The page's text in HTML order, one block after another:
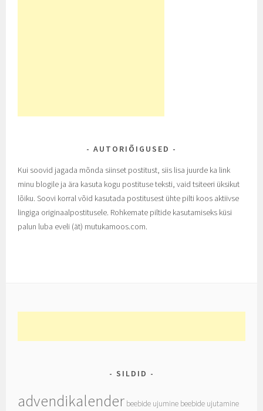
AUTORIÕIGUSED
Kui soovid jagada mõnda siinset postitust, siis lisa juurde ka link
minu blogile ja ära kasuta kogu postituse teksti, vaid tsiteeri üksikut
lõiku. Soovi korral võid kasutada postitusest ühte pilti koos aktiivse
lingiga originaalpostitusele. Rohkemate piltide kasutamiseks küsi
palun luba eveli (ät) mutukamoos.com.
SILDID
advendikalender beebide ujumine beebide ujutamine